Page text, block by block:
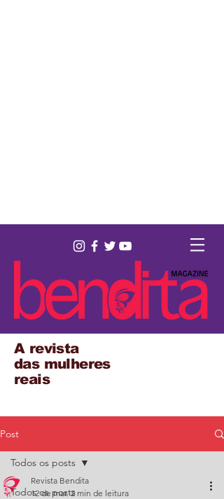
A revista
das mulheres
reais
Post
Todos os posts
Todos os posts
Revista Bendita
12 de mar. 2 min de leitura